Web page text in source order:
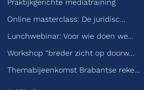
Praktijkgerichte mediatraining
Online masterclass: De juridisc…
Lunchwebinar: Voor wie doen we…
Workshop “breder zicht op doorw…
Themabijeenkomst Brabantse reke…